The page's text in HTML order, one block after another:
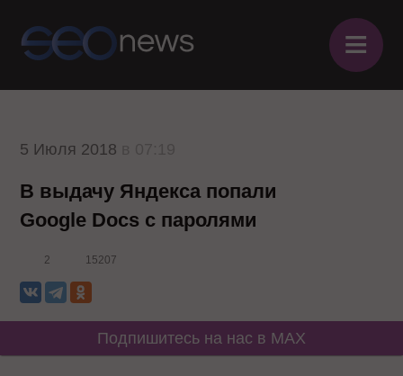
≡
5 Июля 2018
В выдачу Яндекса попали
Google Docs с паролями
2 15207
Подпишитесь на нас в MAX